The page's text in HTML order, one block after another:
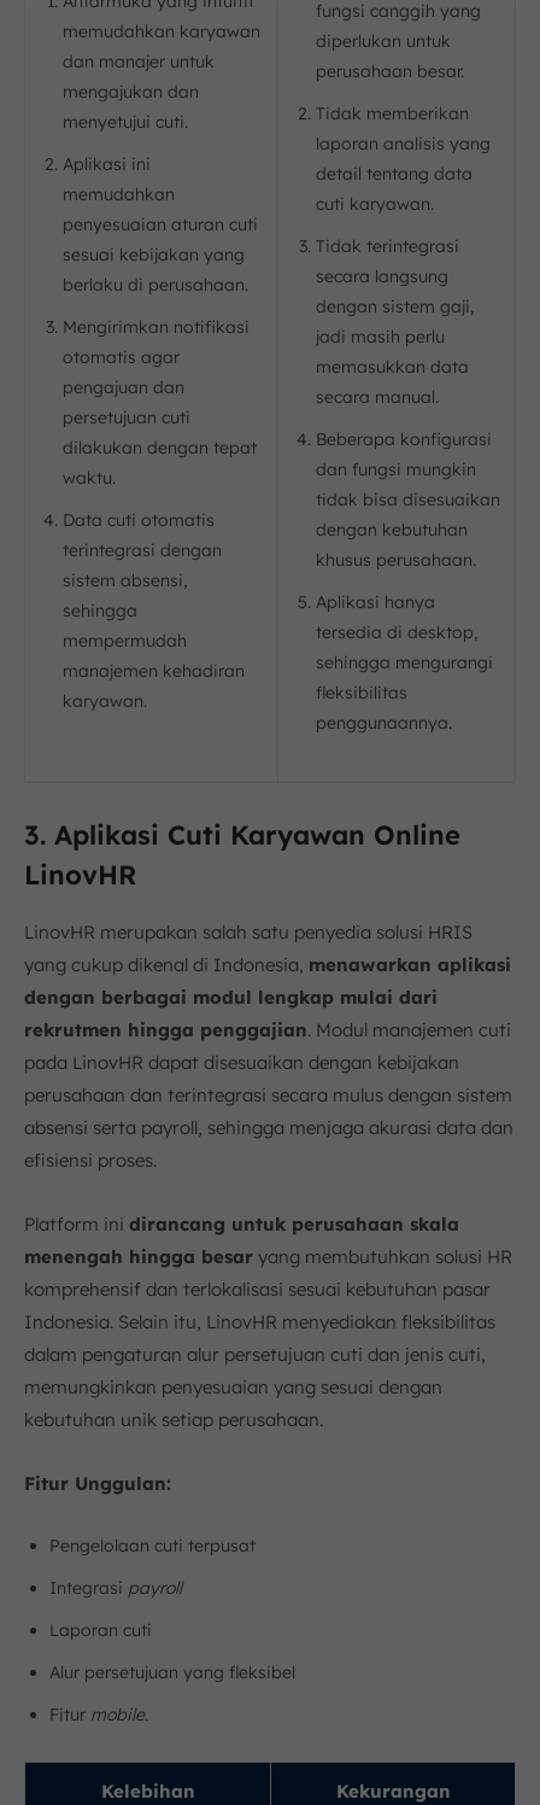
memudahkan karyawan
dan manajer untuk
mengajukan dan
menyetujui cuti.
Aplikasi ini
memudahkan
penyesuaian aturan cuti
sesuai kebijakan yang
berlaku di perusahaan.
Mengirimkan notifikasi
otomatis agar
pengajuan dan
persetujuan cuti
dilakukan dengan tepat
waktu.
Data cuti otomatis
terintegrasi dengan
sistem absensi,
sehingga
mempermudah
manajemen kehadiran
karyawan.
fungsi canggih yang
diperlukan untuk
perusahaan besar.
Tidak memberikan
laporan analisis yang
detail tentang data
cuti karyawan.
Tidak terintegrasi
secara langsung
dengan sistem gaji,
jadi masih perlu
memasukkan data
secara manual.
Beberapa konfigurasi
dan fungsi mungkin
tidak bisa disesuaikan
dengan kebutuhan
khusus perusahaan.
Aplikasi hanya
tersedia di desktop,
sehingga mengurangi
fleksibilitas
penggunaannya.
3. Aplikasi Cuti Karyawan Online
LinovHR
LinovHR merupakan salah satu penyedia solusi HRIS
yang cukup dikenal di Indonesia, menawarkan aplikasi
dengan berbagai modul lengkap mulai dari
rekrutmen hingga penggajian. Modul manajemen cuti
pada LinovHR dapat disesuaikan dengan kebijakan
perusahaan dan terintegrasi secara mulus dengan sistem
absensi serta payroll, sehingga menjaga akurasi data dan
efisiensi proses.
Platform ini dirancang untuk perusahaan skala
menengah hingga besar yang membutuhkan solusi HR
komprehensif dan terlokalisasi sesuai kebutuhan pasar
Indonesia. Selain itu, LinovHR menyediakan fleksibilitas
dalam pengaturan alur persetujuan cuti dan jenis cuti,
memungkinkan penyesuaian yang sesuai dengan
kebutuhan unik setiap perusahaan.
Fitur Unggulan:
Pengelolaan cuti terpusat
Integrasi payroll
Laporan cuti
Alur persetujuan yang fleksibel
Fitur mobile.
Kelebihan Kekurangan